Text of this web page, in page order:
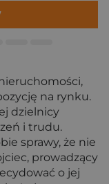
na rynku.
dzielnicy
i trudu.
sprawy, że nie
prowadzący
o jej